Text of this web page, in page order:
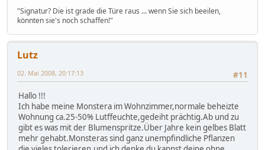
"Signatur? Die ist grade die Türe raus ... wenn Sie sich beeilen,
könnten sie's noch schaffen!"
Lutz
#11
02. Mai 2008, 20:17:13
Hallo !!!
Ich habe meine Monstera im Wohnzimmer,normale beheizte
Wohnung ca.25-50% Lutffeuchte,gedeiht prächtig.Ab und zu
gibt es was mit der Blumenspritze.Über Jahre kein gelbes Blatt
mehr gehabt.Monsteras sind ganz unempfindliche Pflanzen